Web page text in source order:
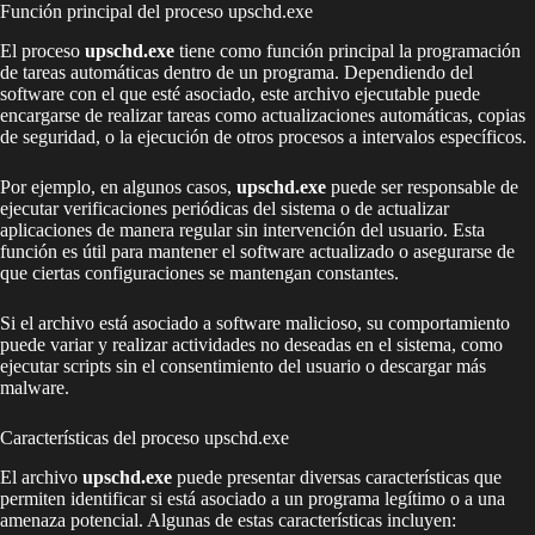
Función principal del proceso upschd.exe
El proceso upschd.exe tiene como función principal la programación
de tareas automáticas dentro de un programa. Dependiendo del
software con el que esté asociado, este archivo ejecutable puede
encargarse de realizar tareas como actualizaciones automáticas, copias
de seguridad, o la ejecución de otros procesos a intervalos específicos.
Por ejemplo, en algunos casos, upschd.exe puede ser responsable de
ejecutar verificaciones periódicas del sistema o de actualizar
aplicaciones de manera regular sin intervención del usuario. Esta
función es útil para mantener el software actualizado o asegurarse de
que ciertas configuraciones se mantengan constantes.
Si el archivo está asociado a software malicioso, su comportamiento
puede variar y realizar actividades no deseadas en el sistema, como
ejecutar scripts sin el consentimiento del usuario o descargar más
malware.
Características del proceso upschd.exe
El archivo upschd.exe puede presentar diversas características que
permiten identificar si está asociado a un programa legítimo o a una
amenaza potencial. Algunas de estas características incluyen: